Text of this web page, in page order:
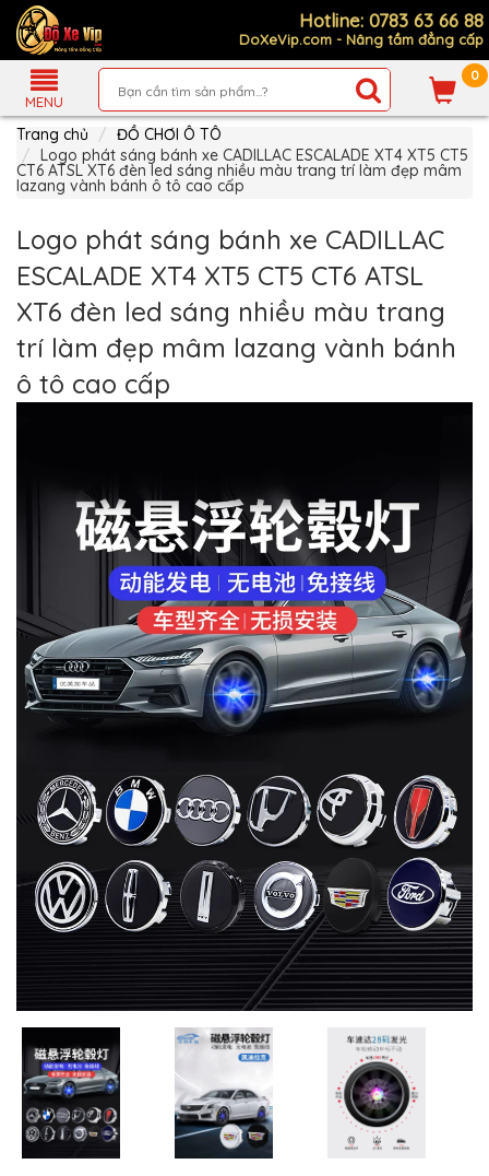
Hotline: 0783 63 66 88
DoXeVip.com - Nâng tầm đẳng cấp
MENU
0
Giới
Thiệu
Sản
Phẩm
Hướng
Hàng
Chính
Sách
Thanh
Xe
Mới
MUA
NHIỀU
NHẤT
HONDA
MAZDA
SUBARU
NISSAN
VOLKSWAGEN
MERCEDES
HYUNDAI
MITSUBISHI
BMW
VOLVO
SUZUKI
PORSCHE
Trang chủ
ĐỒ CHƠI Ô TÔ
Logo phát sáng bánh xe CADILLAC ESCALADE XT4 XT5 CT5
CT6 ATSL XT6 đèn led sáng nhiều màu trang trí làm đẹp mâm
lazang vành bánh ô tô cao cấp
Logo phát sáng bánh xe CADILLAC
ESCALADE XT4 XT5 CT5 CT6 ATSL
XT6 đèn led sáng nhiều màu trang
trí làm đẹp mâm lazang vành bánh
ô tô cao cấp